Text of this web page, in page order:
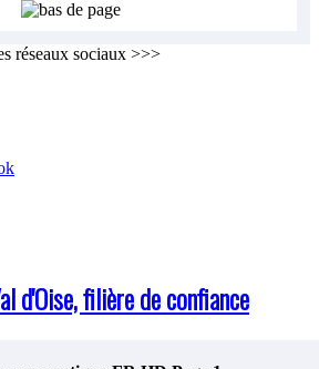
réseaux sociaux >>>
d'Oise, filière de confiance